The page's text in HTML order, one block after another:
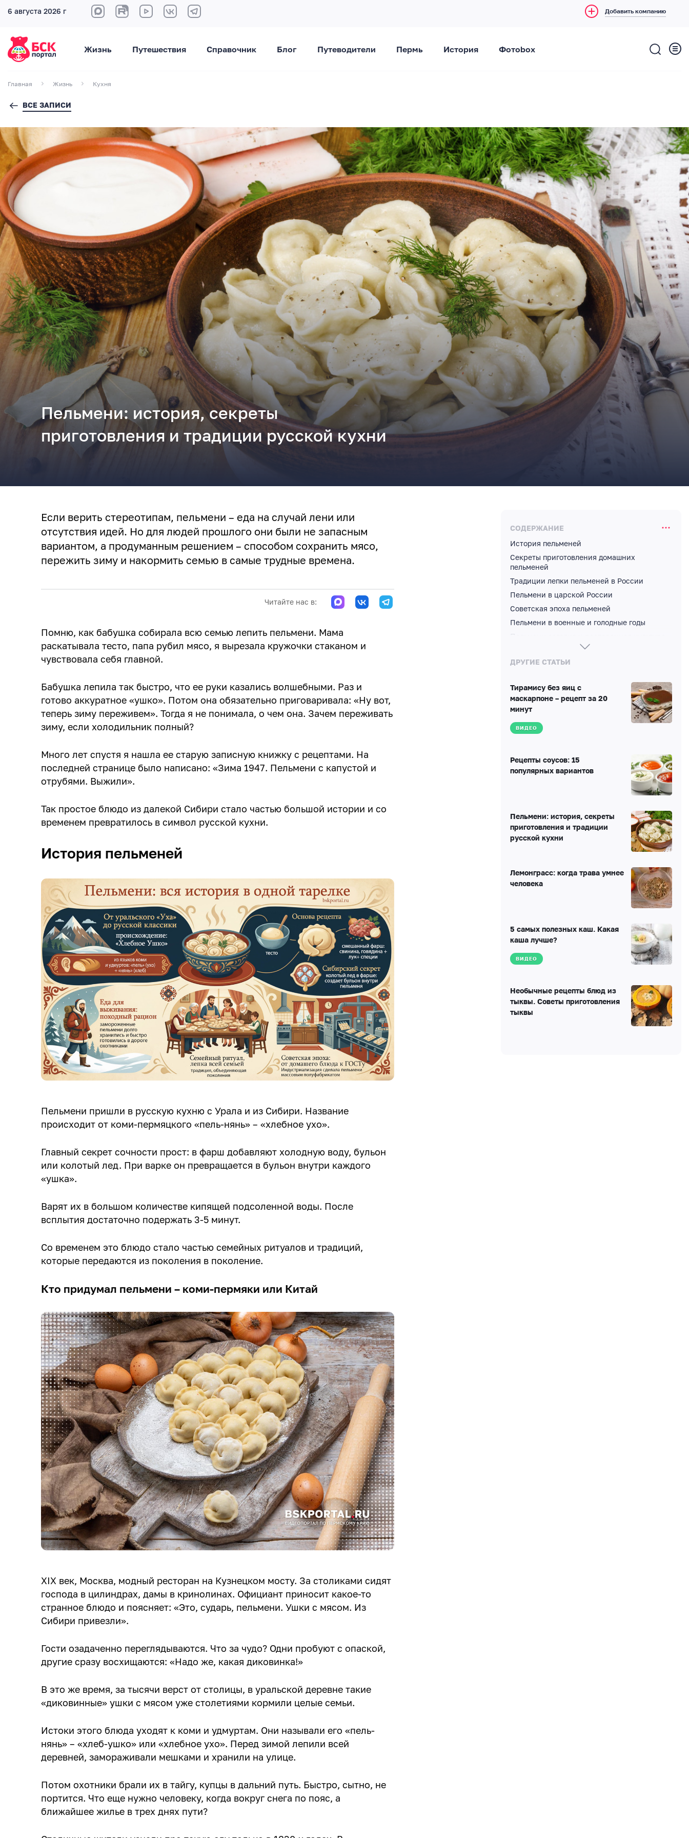
6 августа 2026 г Добавить компанию
Жизнь Путешествия Справочник Блог Путеводители Пермь История Фотоbox
Главная Жизнь Кухня
ВСЕ ЗАПИСИ
Пельмени: история, секреты
приготовления и традиции русской кухни
Если верить стереотипам, пельмени – еда на случай лени или
отсутствия идей. Но для людей прошлого они были не запасным
вариантом, а продуманным решением – способом сохранить мясо,
пережить зиму и накормить семью в самые трудные времена.
Читайте нас в:
Помню, как бабушка собирала всю семью лепить пельмени. Мама
раскатывала тесто, папа рубил мясо, я вырезала кружочки стаканом и
чувствовала себя главной.
Бабушка лепила так быстро, что ее руки казались волшебными. Раз и
готово аккуратное «ушко». Потом она обязательно приговаривала: «Ну вот,
теперь зиму переживем». Тогда я не понимала, о чем она. Зачем переживать
зиму, если холодильник полный?
Много лет спустя я нашла ее старую записную книжку с рецептами. На
последней странице было написано: «Зима 1947. Пельмени с капустой и
отрубями. Выжили».
Так простое блюдо из далекой Сибири стало частью большой истории и со
временем превратилось в символ русской кухни.
История пельменей
Пельмени пришли в русскую кухню с Урала и из Сибири. Название
происходит от коми-пермяцкого «пель-нянь» – «хлебное ухо».
Главный секрет сочности прост: в фарш добавляют холодную воду, бульон
или колотый лед. При варке он превращается в бульон внутри каждого
«ушка».
Варят их в большом количестве кипящей подсоленной воды. После
всплытия достаточно подержать 3-5 минут.
Со временем это блюдо стало частью семейных ритуалов и традиций,
которые передаются из поколения в поколение.
Кто придумал пельмени – коми-пермяки или Китай
XIX век, Москва, модный ресторан на Кузнецком мосту. За столиками сидят
господа в цилиндрах, дамы в кринолинах. Официант приносит какое-то
странное блюдо и поясняет: «Это, сударь, пельмени. Ушки с мясом. Из
Сибири привезли».
Гости озадаченно переглядываются. Что за чудо? Одни пробуют с опаской,
другие сразу восхищаются: «Надо же, какая диковинка!»
В это же время, за тысячи верст от столицы, в уральской деревне такие
«диковинные» ушки с мясом уже столетиями кормили целые семьи.
Истоки этого блюда уходят к коми и удмуртам. Они называли его «пель-
нянь» – «хлеб-ушко» или «хлебное ухо». Перед зимой лепили всей
деревней, замораживали мешками и хранили на улице.
Потом охотники брали их в тайгу, купцы в дальний путь. Быстро, сытно, не
портится. Что еще нужно человеку, когда вокруг снега по пояс, а
ближайшее жилье в трех днях пути?
СОДЕРЖАНИЕ
История пельменей
Секреты приготовления домашних
пельменей
Традиции лепки пельменей в России
Пельмени в царской России
Советская эпоха пельменей
Пельмени в военные и голодные годы
Пельмени сегодня и ресторанная культура
Малоизвестные факты о пельменях
Уральские пельмени
ДРУГИЕ СТАТЬИ
Тирамису без яиц с
маскарпоне – рецепт за 20
минут
ВИДЕО
Рецепты соусов: 15
популярных вариантов
Пельмени: история, секреты
приготовления и традиции
русской кухни
Лемонграсс: когда трава умнее
человека
5 самых полезных каш. Какая
каша лучше?
ВИДЕО
Необычные рецепты блюд из
тыквы. Советы приготовления
тыквы